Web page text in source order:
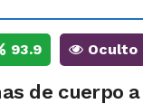
93.9 Oculto
de cuerpo